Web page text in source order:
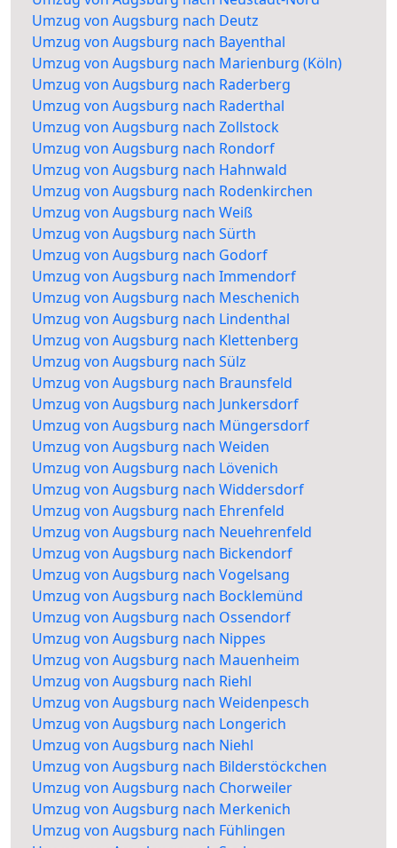
Umzug von Augsburg nach Deutz
Umzug von Augsburg nach Bayenthal
Umzug von Augsburg nach Marienburg (Köln)
Umzug von Augsburg nach Raderberg
Umzug von Augsburg nach Raderthal
Umzug von Augsburg nach Zollstock
Umzug von Augsburg nach Rondorf
Umzug von Augsburg nach Hahnwald
Umzug von Augsburg nach Rodenkirchen
Umzug von Augsburg nach Weiß
Umzug von Augsburg nach Sürth
Umzug von Augsburg nach Godorf
Umzug von Augsburg nach Immendorf
Umzug von Augsburg nach Meschenich
Umzug von Augsburg nach Lindenthal
Umzug von Augsburg nach Klettenberg
Umzug von Augsburg nach Sülz
Umzug von Augsburg nach Braunsfeld
Umzug von Augsburg nach Junkersdorf
Umzug von Augsburg nach Müngersdorf
Umzug von Augsburg nach Weiden
Umzug von Augsburg nach Lövenich
Umzug von Augsburg nach Widdersdorf
Umzug von Augsburg nach Ehrenfeld
Umzug von Augsburg nach Neuehrenfeld
Umzug von Augsburg nach Bickendorf
Umzug von Augsburg nach Vogelsang
Umzug von Augsburg nach Bocklemünd
Umzug von Augsburg nach Ossendorf
Umzug von Augsburg nach Nippes
Umzug von Augsburg nach Mauenheim
Umzug von Augsburg nach Riehl
Umzug von Augsburg nach Weidenpesch
Umzug von Augsburg nach Longerich
Umzug von Augsburg nach Niehl
Umzug von Augsburg nach Bilderstöckchen
Umzug von Augsburg nach Chorweiler
Umzug von Augsburg nach Merkenich
Umzug von Augsburg nach Fühlingen